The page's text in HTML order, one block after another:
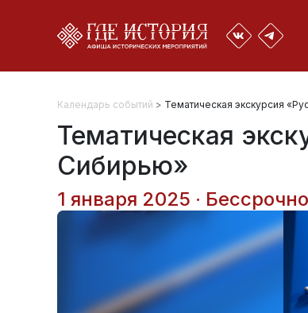
Календарь событий > Тематическая экскурсия
Тематическая
Сибирью»
1 января 2025 · Бессрочно